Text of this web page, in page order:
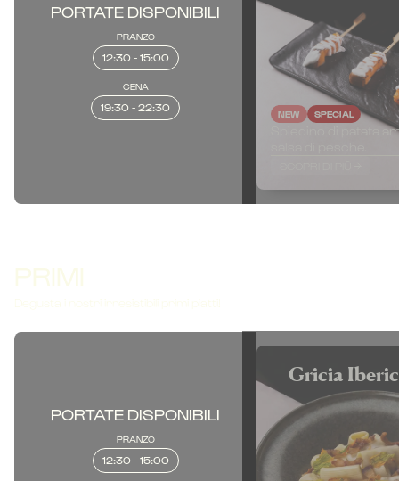
PORTATE DISPONIBILI
PRANZO
12:30 - 15:00
CENA
19:30 - 22:30
NEW SPECIAL
Spiedino di patata
PRIMI
PORTATE DISPONIBILI
PRANZO
12:30 - 15:00
Gricia